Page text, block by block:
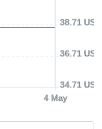
4 May
34.71 USD
36.71 USD
38.71 USD